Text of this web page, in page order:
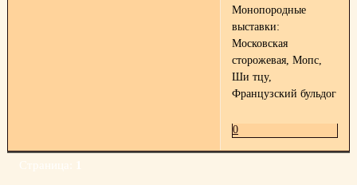
Монопородные
выставки:
Московская
сторожевая, Мопс,
Ши тцу,
Французский бульдог
0
Страница: 1